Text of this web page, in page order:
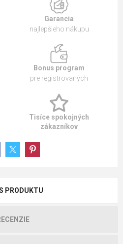
Garancia
najlepšieho nákupu
Bonus program
pre registrovaných
Tisíce spokojných
zákazníkov
PRODUKTU